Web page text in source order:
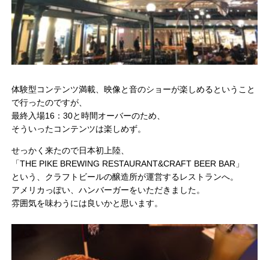
体験型コンテンツ満載、映像と音のショーが楽しめるということ
で行ったのですが、
最終入場16：30と時間オーバーのため、
そういったコンテンツは楽しめず。
せっかく来たので日本初上陸、
「THE PIKE BREWING RESTAURANT&CRAFT BEER BAR」
という、クラフトビールの醸造所が運営するレストランへ。
アメリカっぽい、ハンバーガーをいただきました。
雰囲気を味わうには良いかと思います。